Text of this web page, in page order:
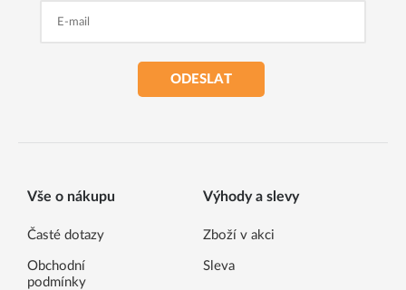
ODESLAT
Vše o nákupu
Časté dotazy
Obchodní
podmínky
Výhody a slevy
Zboží v akci
Sleva